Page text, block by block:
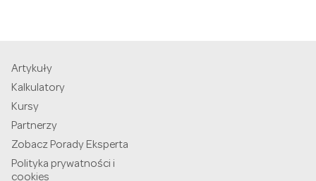
Artykuły
Kalkulatory
Kursy
Partnerzy
Zobacz Porady Eksperta
Polityka prywatności i
cookies